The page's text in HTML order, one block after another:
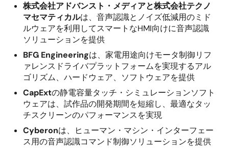
株式会社アドバンスト・メディアと株式会社テクノ
マセマティカルは、音声認識とノイズ低減用のミド
ルウェアを利用してスマートなHMI向けに音声認識
ソリューションを提供
BFG Engineeringは、家電用途向けモータ制御リフ
ァレンスドライバプラットフォームを実現するアル
ゴリズム、ハードウェア、ソフトウェアを提供
CapExtの静電容量タッチ・シミュレーションソフト
ウェアは、試作品の開発期間を短縮し、最適なタッ
チスクリーンのパフォーマンスを実現
Cyberonは、ヒューマン・マシン・インターフェー
ス用の音声認識コマンド制御ソリューションを提供